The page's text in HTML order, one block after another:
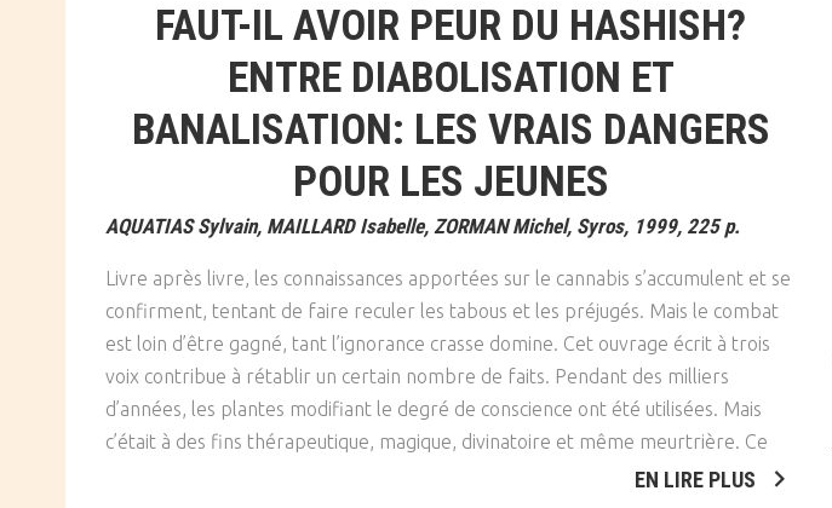
FAUT-IL AVOIR PEUR DU HASHISH?
ENTRE DIABOLISATION ET
BANALISATION: LES VRAIS DANGERS
POUR LES JEUNES
AQUATIAS Sylvain, MAILLARD Isabelle, ZORMAN Michel, Syros, 1999, 225 p.
Livre après livre, les connaissances apportées sur le cannabis s’accumulent et se
confirment, tentant de faire reculer les tabous et les préjugés. Mais le combat
est loin d’être gagné, tant l’ignorance crasse domine. Cet ouvrage écrit à trois
voix contribue à rétablir un certain nombre de faits. Pendant des milliers
d’années, les plantes modifiant le degré de conscience ont été utilisées. Mais
c’était à des fins thérapeutique, magique, divinatoire et même meurtrière. Ce
EN LIRE PLUS